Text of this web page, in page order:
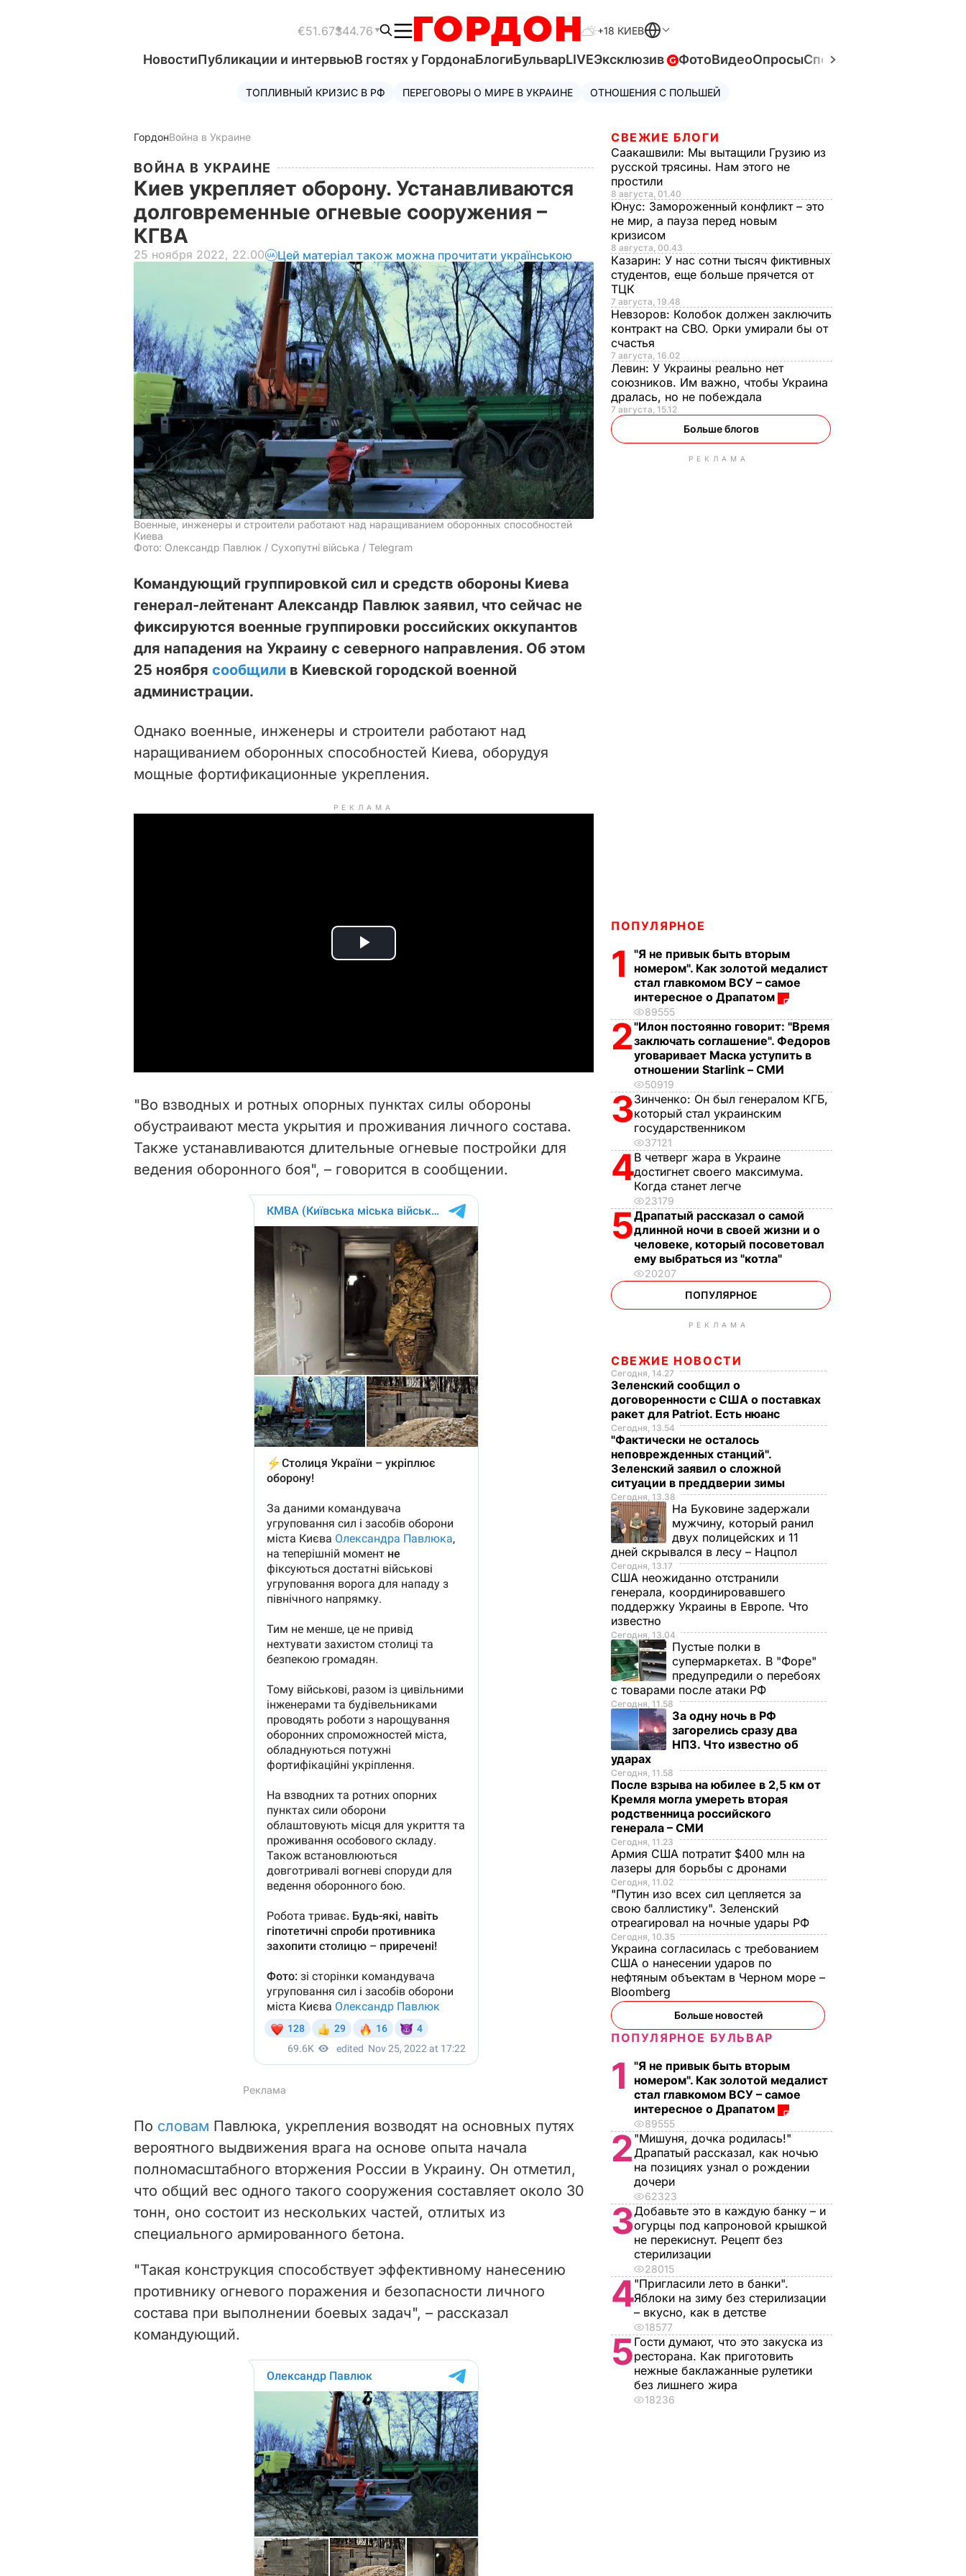
€51.67$44.76 +18 КИЕВ
НовостиПубликации и интервьюВ гостях у ГордонаБлогиБульварLIVEЭксклюзив ФотоВидеоОпросыСпецпроекты
ТОПЛИВНЫЙ КРИЗИС В РФ ПЕРЕГОВОРЫ О МИРЕ В УКРАИНЕ ОТНОШЕНИЯ С ПОЛЬШЕЙ
ГордонВойна в Украине
ВОЙНА В УКРАИНЕ
Киев укрепляет оборону. Устанавливаются
долговременные огневые сооружения –
КГВА
25 ноября 2022, 22.00 Цей матеріал також можна прочитати українською
Военные, инженеры и строители работают над наращиванием оборонных способностей
Киева
Фото: Олександр Павлюк / Сухопутні війська / Telegram
Командующий группировкой сил и средств обороны Киева
генерал-лейтенант Александр Павлюк заявил, что сейчас не
фиксируются военные группировки российских оккупантов
для нападения на Украину с северного направления. Об этом
25 ноября сообщили в Киевской городской военной
администрации.
Однако военные, инженеры и строители работают над
наращиванием оборонных способностей Киева, оборудуя
мощные фортификационные укрепления.
РЕКЛАМА
P
i
d
e
o
"Во взводных и ротных опорных пунктах силы обороны
обустраивают места укрытия и проживания личного состава.
Также устанавливаются длительные огневые постройки для
ведения оборонного боя", – говорится в сообщении.
По словам Павлюка, укрепления возводят на основных путях
вероятного выдвижения врага на основе опыта начала
полномасштабного вторжения России в Украину. Он отметил,
что общий вес одного такого сооружения составляет около 30
тонн, оно состоит из нескольких частей, отлитых из
специального армированного бетона.
"Такая конструкция способствует эффективному нанесению
противнику огневого поражения и безопасности личного
состава при выполнении боевых задач", – рассказал
командующий.
СВЕЖИЕ БЛОГИ
Саакашвили: Мы вытащили Грузию из
русской трясины. Нам этого не
простили
8 августа, 01.40
Юнус: Замороженный конфликт – это
не мир, а пауза перед новым
кризисом
8 августа, 00.43
Казарин: У нас сотни тысяч фиктивных
студентов, еще больше прячется от
ТЦК
7 августа, 19.48
Невзоров: Колобок должен заключить
контракт на СВО. Орки умирали бы от
счастья
7 августа, 16.02
Левин: У Украины реально нет
союзников. Им важно, чтобы Украина
дралась, но не побеждала
7 августа, 15.12
Больше блогов
РЕКЛАМА
ПОПУЛЯРНОЕ
1
"Я не привык быть вторым
номером". Как золотой медалист
стал главкомом ВСУ – самое
интересное о Драпатом
89555
2"Илон постоянно говорит: "Время
заключать соглашение". Федоров
уговаривает Маска уступить в
отношении Starlink – СМИ
50919
3Зинченко: Он был генералом КГБ,
который стал украинским
государственником
37121
4В четверг жара в Украине
достигнет своего максимума.
Когда станет легче
23179
5Драпатый рассказал о самой
длинной ночи в своей жизни и о
человеке, который посоветовал
ему выбраться из "котла"
20207
ПОПУЛЯРНОЕ
РЕКЛАМА
СВЕЖИЕ НОВОСТИ
Сегодня, 14.27
Зеленский сообщил о
договоренности с США о поставках
ракет для Patriot. Есть нюанс
Сегодня, 13.54
"Фактически не осталось
неповрежденных станций".
Зеленский заявил о сложной
ситуации в преддверии зимы
Сегодня, 13.38
На Буковине задержали
мужчину, который ранил
двух полицейских и 11
дней скрывался в лесу – Нацпол
Сегодня, 13.17
США неожиданно отстранили
генерала, координировавшего
поддержку Украины в Европе. Что
известно
Сегодня, 13.04
Пустые полки в
супермаркетах. В "Форе"
предупредили о перебоях
с товарами после атаки РФ
Сегодня, 11.58
За одну ночь в РФ
загорелись сразу два
НПЗ. Что известно об
ударах
Сегодня, 11.58
После взрыва на юбилее в 2,5 км от
Кремля могла умереть вторая
родственница российского
генерала – СМИ
Сегодня, 11.23
Армия США потратит $400 млн на
лазеры для борьбы с дронами
Сегодня, 11.02
"Путин изо всех сил цепляется за
свою баллистику". Зеленский
отреагировал на ночные удары РФ
Сегодня, 10.35
Украина согласилась с требованием
США о нанесении ударов по
нефтяным объектам в Черном море –
Bloomberg
Больше новостей
ПОПУЛЯРНОЕ БУЛЬВАР
1
"Я не привык быть вторым
номером". Как золотой медалист
стал главкомом ВСУ – самое
интересное о Драпатом
89555
2 "Мишуня, дочка родилась!"
Драпатый рассказал, как ночью
на позициях узнал о рождении
дочери
62323
3Добавьте это в каждую банку – и
огурцы под капроновой крышкой
не перекиснут. Рецепт без
стерилизации
28015
4"Пригласили лето в банки".
Яблоки на зиму без стерилизации
– вкусно, как в детстве
18577
5Гости думают, что это закуска из
ресторана. Как приготовить
нежные баклажанные рулетики
без лишнего жира
18236